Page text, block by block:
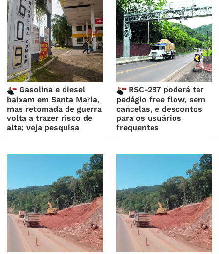
Gasolina e diesel
baixam em Santa Maria,
mas retomada de guerra
volta a trazer risco de
alta; veja pesquisa
RSC-287 poderá ter
pedágio free flow, sem
cancelas, e descontos
para os usuários
frequentes